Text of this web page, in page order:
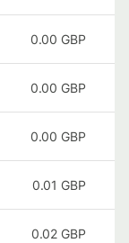
0.00 GBP
0.00 GBP
0.00 GBP
0.01 GBP
0.02 GBP